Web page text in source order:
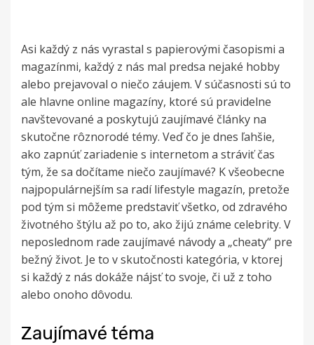
Asi každý z nás vyrastal s papierovými časopismi a
magazínmi, každý z nás mal predsa nejaké hobby
alebo prejavoval o niečo záujem. V súčasnosti sú to
ale hlavne online magazíny, ktoré sú pravidelne
navštevované a poskytujú zaujímavé články na
skutočne rôznorodé témy. Veď čo je dnes ľahšie,
ako zapnúť zariadenie s internetom a stráviť čas
tým, že sa dočítame niečo zaujímavé? K všeobecne
najpopulárnejším sa radílifestyle magazín, pretože
pod tým si môžeme predstaviť všetko, od zdravého
životného štýlu až po to, ako žijú známe celebrity. V
neposlednom rade zaujímavé návody a „cheaty“ pre
bežný život. Je to v skutočnosti kategória, v ktorej
si každý z nás dokáže nájsť to svoje, či už z toho
alebo onoho dôvodu.
Zaujímavé téma